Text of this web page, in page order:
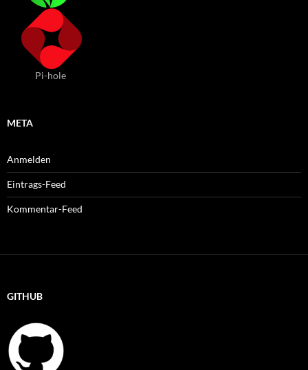
Pi-hole
META
Anmelden
Eintrags-Feed
Kommentar-Feed
GITHUB